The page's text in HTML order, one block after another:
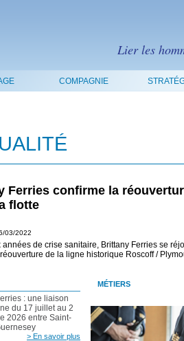
Lier les
COMPAGNIE
Ferries confirme la
flotte
03/2022
années de crise sanitaire, Brittany Ferries se
de la ligne historique Roscoff /
: une liaison
du 17 juillet au 2
2026 entre Saint-
> En savoir plus
MÉTIERS